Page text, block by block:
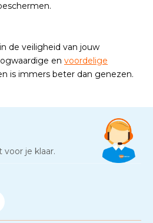
de veiligheid van jouw
en voordelige
is immers beter dan genezen.
voor je klaar.